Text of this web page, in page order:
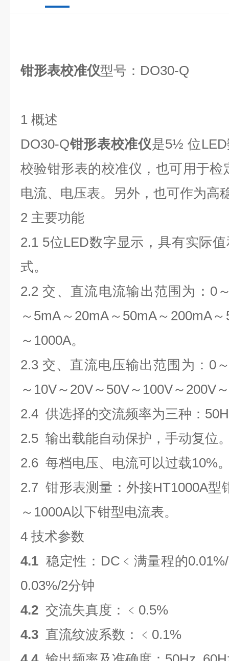
钳形表校准仪型号：DO30-Q
1 概述
DO30-Q钳形表校准仪是5½ 位
校验钳形表的校准仪，也可用于检
电流、电压表。另外，也可作为高
2 主要功能
2.1 5位LED数字显示，具有实际
式。
2.2 交、直流电流输出范围为：0
～5mA～20mA～50mA～200mA
～1000A。
2.3 交、直流电压输出范围为：0
～10V～20V～50V～100V～200V
2.4 供选择的交流频率为三种：
2.5 输出载能自动保护，手动复位
2.6 每档电压、电流可以过载10%
2.7 钳形表测量：外接HT1000A型
～1000A以下钳型电流表。
4 技术参数
4.1稳定性：DC﹤满量程的
0.03%/2分钟
4.2 交流失真度：﹤0.5%
4.3 直流纹波系数：﹤0.1%